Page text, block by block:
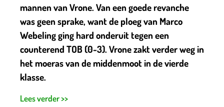
mannen van Vrone. Van een goede revanche
was geen sprake, want de ploeg van Marco
Webeling ging hard onderuit tegen een
counterend TOB (0-3). Vrone zakt verder weg in
het moeras van de middenmoot in de vierde
klasse.
Lees verder >>